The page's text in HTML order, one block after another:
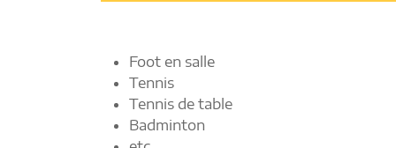
Foot en salle
Tennis
Tennis de table
Badminton